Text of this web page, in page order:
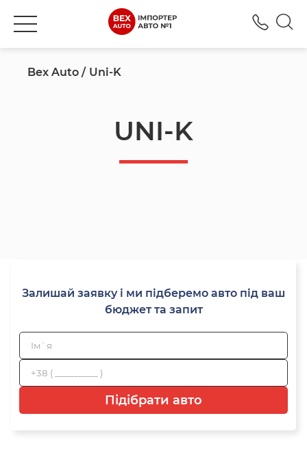
Bex Auto Uni-K
UNI-K
Залишай заявку і ми підберемо авто під ваш
бюджет та запит
Підібрати авто